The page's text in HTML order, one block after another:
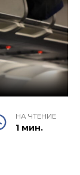
НА ЧТЕНИЕ
1 мин.